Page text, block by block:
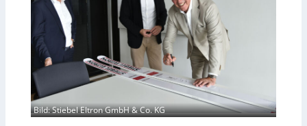
Bild: Stiebel Eltron GmbH & Co. KG